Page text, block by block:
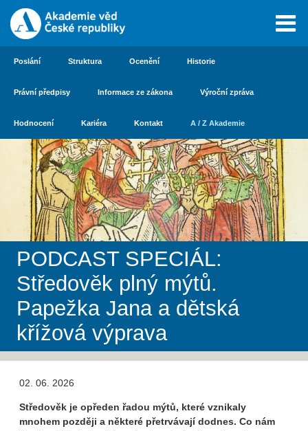
Poslání Struktura Ocenění Historie
Právní předpisy Informace ze zákona Výroční zpráva
Hodnocení Kariéra Kontakt A / Z Akademie
PODCAST SPECIÁL:
Středověk plný mýtů.
Papežka Jana a dětská
křížová výprava
02. 06. 2026
Středověk je opředen řadou mýtů, které vznikaly
mnohem později a některé přetrvávají dodnes. Co nám